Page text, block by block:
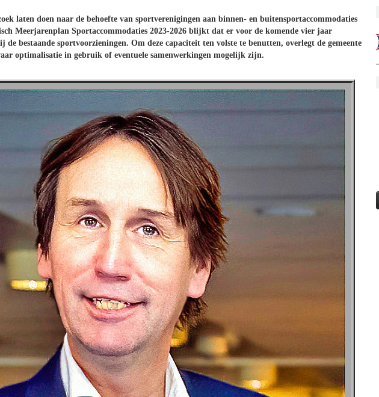
laten doen naar de behoefte van sportverenigingen aan binnen- en buitensportaccommodaties
Meerjarenplan Sportaccommodaties 2023-2026 blijkt dat er voor de komende vier jaar
de bestaande sportvoorzieningen. Om deze capaciteit ten volste te benutten, overlegt de gemeente
optimalisatie in gebruik of eventuele samenwerkingen mogelijk zijn.